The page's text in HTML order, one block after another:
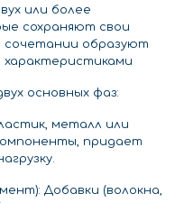
или более
сохраняют свои
сочетании образуют
характеристиками
основных фаз:
металл или
придает
Добавки (волокна,